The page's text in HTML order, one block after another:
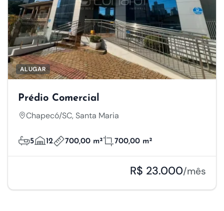
ALUGAR
Prédio Comercial
Chapecó/SC, Santa Maria
5 12 700,00 m² 700,00 m²
R$ 23.000/mês